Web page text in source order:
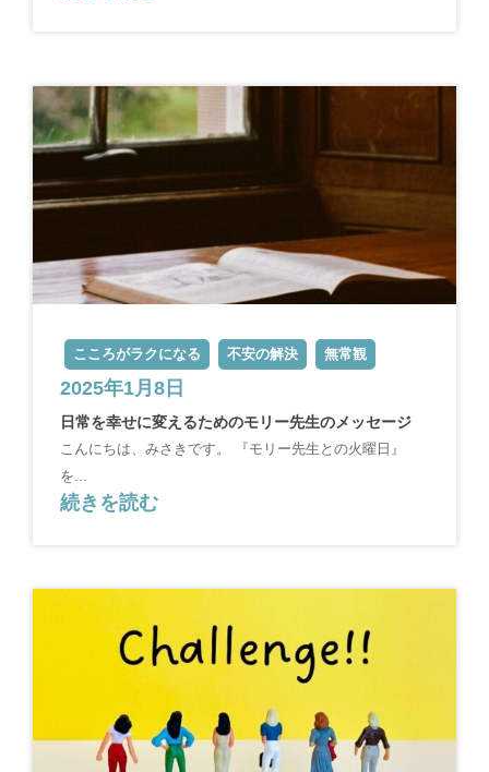
こころがラクになる 不安の解決 無常観
2025年1月8日
日常を幸せに変えるためのモリー先生のメッセージ
こんにちは、みさきです。 『モリー先生との火曜日』
を...
続きを読む